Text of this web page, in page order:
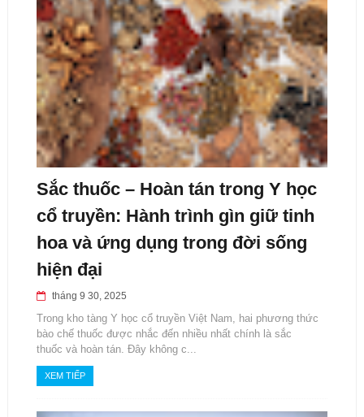
Sắc thuốc – Hoàn tán trong Y học
cổ truyền: Hành trình gìn giữ tinh
hoa và ứng dụng trong đời sống
hiện đại
tháng 9 30, 2025
Trong kho tàng Y học cổ truyền Việt Nam, hai phương thức
bào chế thuốc được nhắc đến nhiều nhất chính là sắc
thuốc và hoàn tán. Đây không c...
XEM TIẾP